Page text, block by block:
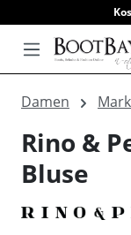
Damen
Rino &
Bluse